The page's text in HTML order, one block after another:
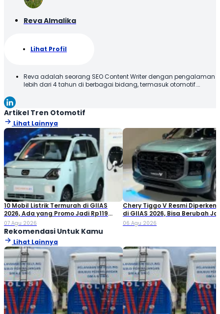
Reva Almalika
Lihat Profil
Reva adalah seorang SEO Content Writer dengan pengalaman
lebih dari 4 tahun di berbagai bidang, termasuk otomotif.
informatif, menarik, dan mudah dipahami oleh pembaca.
Artikel Tren Otomotif
Lihat Lainnya
10 Mobil Listrik Termurah di GIIAS
2026, Ada yang Promo Jadi Rp119
Jutaan!
07 Agu 2026
Chery Tiggo V Resmi
di GIIAS 2026, Bisa Berubah
Double Cabin
06 Agu 2026
Rekomendasi Untuk Kamu
Lihat Lainnya